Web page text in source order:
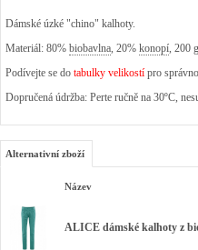
Dámské úzké "chino" kalhoty.
Materiál: 80% biobavlna, 20% konopí, 200
Podívejte se do tabulky velikostí pro
Dopručená údržba: Perte ručně na 30ºC,
Alternativní zboží
Název
ALICE dámské kalhoty z